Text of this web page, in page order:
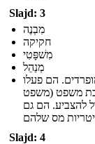
Slajd: 3
מִבְנֶה
חקיקה
מִשׁפָּטִי
מְנַהֵל
הם פעלו
משפט (משפט
להצביע. הם גם
Slajd: 4